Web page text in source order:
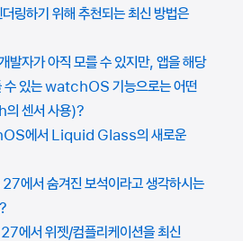
하기 위해 추천되는 최신 방법은
발자가 아직 모를 수 있지만, 앱을 해당
수 있는 watchOS 기능으로는 어떤
센서 사용)?
에서 Liquid Glass의 새로운
서 숨겨진 보석이라고 생각하시는
서 위젯/컴플리케이션을 최신